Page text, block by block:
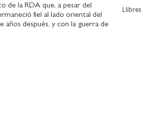
de la RDA que, a pesar del
fiel al lado oriental del
años después, y con la guerra de
evoca ese día y la trágica
de Mathias Enard se pone
que funcionan cada una
un relato vibrante y brutal a
la civilización y la barbarie.
supervivencia, de las utopías y
Llibres